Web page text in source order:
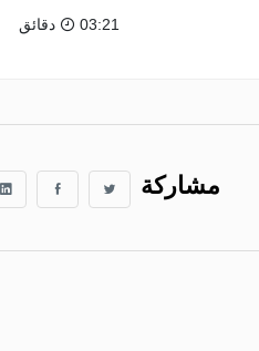
03:21 دقائق
مشاركة